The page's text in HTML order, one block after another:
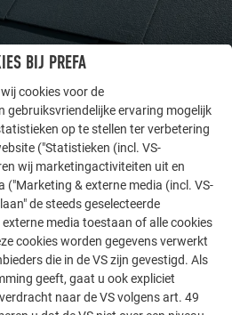
laat zien hoe veelzijdig
Ontdek meer
met de duurzame PREFA
dak, zonne-energie en
BIJ PREFA
cookies voor de
gebruiksvriendelijke ervaring mogelijk
op te stellen ter verbetering
("Statistieken (incl. VS-
wij marketingactiviteiten uit en
("Marketing & externe media (incl. VS-
de steeds geselecteerde
media toestaan of alle cookies
cookies worden gegevens verwerkt
die in de VS zijn gevestigd. Als
geeft, gaat u ook expliciet
naar de VS volgens art. 49